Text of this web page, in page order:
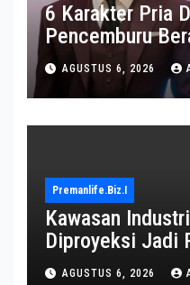
6 Karakter Pria
Pencemburu
Gemas
AGUSTUS 6, 2026
Premanlife.biz.i
Kawasan
Diproyeksi Jadi
AGUSTUS 6, 2026